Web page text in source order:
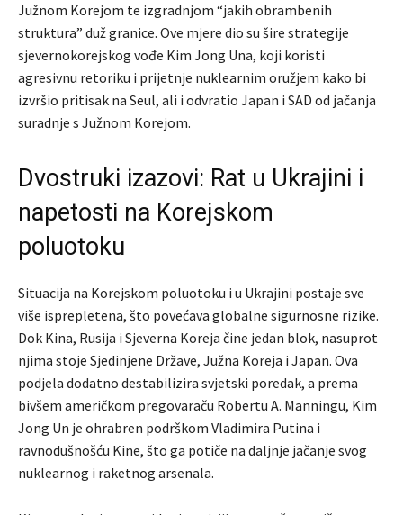
Južnom Korejom te izgradnjom “jakih obrambenih
struktura” duž granice. Ove mjere dio su šire strategije
sjevernokorejskog vođe Kim Jong Una, koji koristi
agresivnu retoriku i prijetnje nuklearnim oružjem kako bi
izvršio pritisak na Seul, ali i odvratio Japan i SAD od jačanja
suradnje s Južnom Korejom.
Dvostruki izazovi: Rat u Ukrajini i
napetosti na Korejskom
poluotoku
Situacija na Korejskom poluotoku i u Ukrajini postaje sve
više isprepletena, što povećava globalne sigurnosne rizike.
Dok Kina, Rusija i Sjeverna Koreja čine jedan blok, nasuprot
njima stoje Sjedinjene Države, Južna Koreja i Japan. Ova
podjela dodatno destabilizira svjetski poredak, a prema
bivšem američkom pregovaraču Robertu A. Manningu, Kim
Jong Un je ohrabren podrškom Vladimira Putina i
ravnodušnošću Kine, što ga potiče na daljnje jačanje svog
nuklearnog i raketnog arsenala.